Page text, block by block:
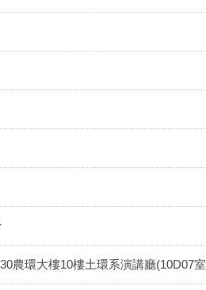
農環大樓10樓土環系演講廳(10D07